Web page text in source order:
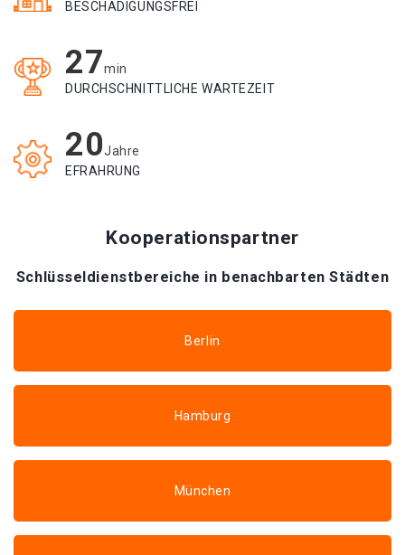
BESCHÄDIGUNGSFREI
27min
DURCHSCHNITTLICHE WARTEZEIT
20Jahre
EFRAHRUNG
Kooperationspartner
Schlüsseldienstbereiche in benachbarten Städten
Berlin
Hamburg
München